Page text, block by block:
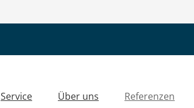
Service Über uns Referenzen